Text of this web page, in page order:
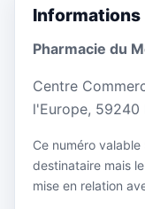
Informations
Pharmacie du
Centre
l'Europe, 59240
Ce numéro
destinataire mais
mise en relation